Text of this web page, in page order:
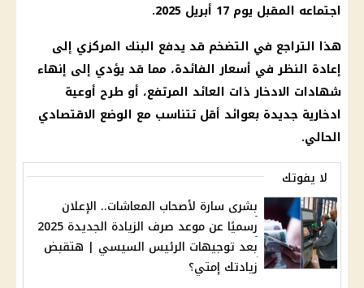
اجتماعه المقبل يوم 17 أبريل 2025.
هذا التراجع في التضخم قد يدفع البنك المركزي إلى
إعادة النظر في أسعار الفائدة، مما قد يؤدي إلى إنهاء
شهادات الادخار ذات العائد المرتفع، أو طرح أوعية
ادخارية جديدة بعوائد أقل تتناسب مع الوضع الاقتصادي
الحالي.
لا يفوتك
بشرى سارة لأصحاب المعاشات.. الإعلان
رسميًا عن موعد صرف الزيادة الجديدة 2025
بعد توجيهات الرئيس السيسي | هتقبض
زيادتك إمتي؟